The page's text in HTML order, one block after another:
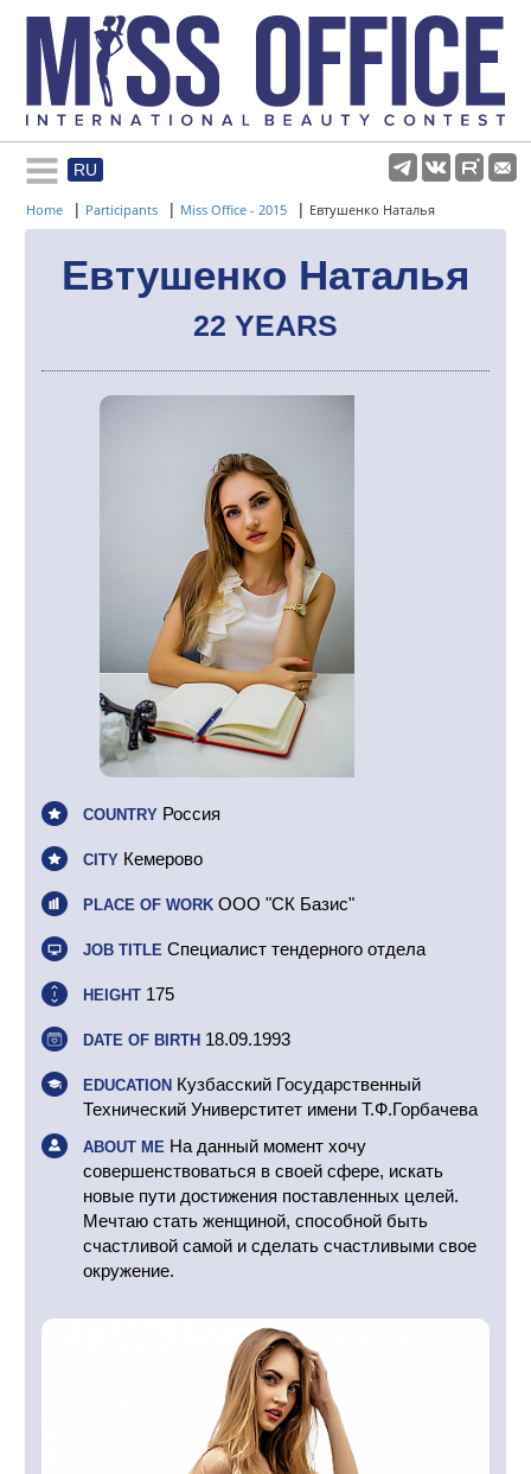
RU
Rules and regulations
About pageant
Participants
Home | Participants | Miss Office - 2015 | Евтушенко Наталья
Евтушенко Наталья
22 YEARS
COUNTRY Россия
CITY Кемерово
PLACE OF WORK ООО "СК Базис"
JOB TITLE Специалист тендерного отдела
HEIGHT 175
DATE OF BIRTH 18.09.1993
EDUCATION Кузбасский Государственный
Технический Универститет имени Т.Ф.Горбачева
ABOUT ME На данный момент хочу
совершенствоваться в своей сфере, искать
новые пути достижения поставленных целей.
Мечтаю стать женщиной, способной быть
счастливой самой и сделать счастливыми свое
окружение.